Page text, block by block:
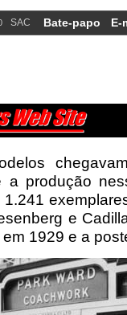
SAC Bate-papo E-
a produção
1.241
e
em 1929 e a